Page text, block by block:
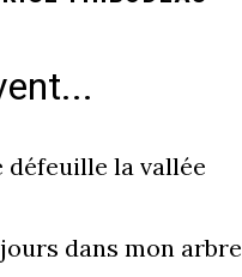
défeuille la vallée
dans mon arbre